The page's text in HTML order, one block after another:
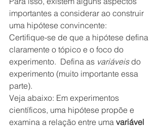
importantes a considerar ao construir
uma hipótese convincente:
Certifique-se de que a hipótese defina
claramente o tópico e o foco do
experimento.  Defina as variáveis do
experimento (muito importante essa
parte).
Veja abaixo: Em experimentos
científicos, uma hipótese propõe e
examina a relação entre uma variável